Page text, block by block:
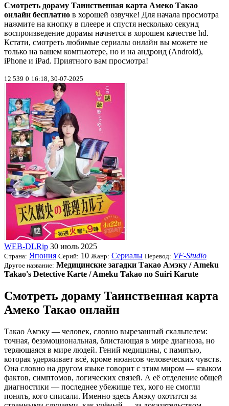
Смотреть дораму Таинственная карта Амеко Такао
онлайн бесплатно в хорошей озвучке! Для начала просмотра
нажмите на кнопку в плеере и спустя несколько секунд
воспроизведение дорамы начнется в хорошем качестве hd.
Кстати, смотреть любимые сериалы онлайн вы можете не
только на вашем компьютере, но и на андроид (Android),
iPhone и iPad. Приятного вам просмотра!
12 539 0 16:18, 30-07-2025
WEB-DLRip 30 июль 2025
Страна: Япония Серий: 10 Жанр: Сериалы Перевод: VF-Studio
Другое название: Медицинские загадки Такао Амэку / Ameku
Takao's Detective Karte / Ameku Takao no Suiri Karute
Смотреть дораму Таинственная карта
Амеко Такао онлайн
Такао Амэку — человек, словно вырезанный скальпелем:
точная, безэмоциональная, блистающая в мире диагноза, но
теряющаяся в мире людей. Гений медицины, с памятью,
которая удерживает всё, кроме нюансов человеческих чувств.
Она словно на другом языке говорит с этим миром — языком
фактов, симптомов, логических связей. А её отделение общей
диагностики — последнее убежище тех, кого не смогли
понять, кого списали. Именно здесь Амэку охотится за